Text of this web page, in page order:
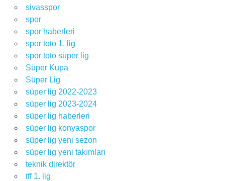
sivasspor
spor
spor haberleri
spor toto 1. lig
spor toto süper lig
Süper Kupa
Süper Lig
süper lig 2022-2023
süper lig 2023-2024
süper lig haberleri
süper lig konyaspor
süper lig yeni sezon
süper lig yeni takımları
teknik direktör
tff 1. lig